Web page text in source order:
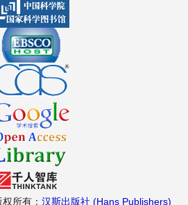
权所有： 汉斯出版社 (Hans Publishers)